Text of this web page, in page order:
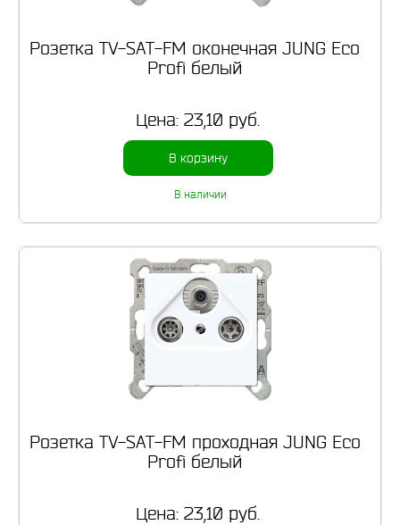
Розетка TV-SAT-FM оконечная JUNG Eco
Profi белый
Цена: 23,10 руб.
В корзину
В наличии
Розетка TV-SAT-FM проходная JUNG Eco
Profi белый
Цена: 23,10 руб.